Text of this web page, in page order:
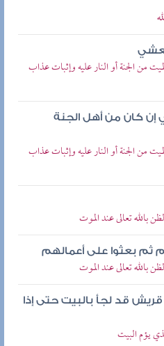
الجنة أو النار عليه وإثبات عذاب
إن كان من أهل الجنة
الجنة أو النار عليه وإثبات عذاب
تعالى عند الموت
ثم بعثوا على أعمالهم
تعالى عند الموت
قد لجأ بالبيت حتى إذا
يؤم البيت